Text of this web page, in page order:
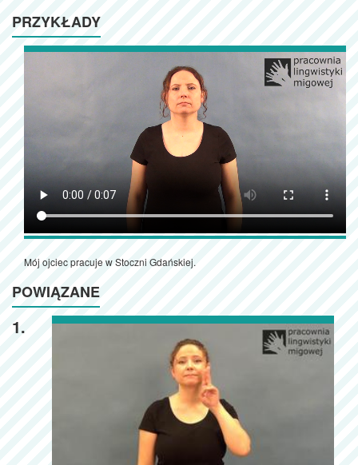
PRZYKŁADY
Mój ojciec pracuje w Stoczni Gdańskiej.
POWIĄZANE
1.